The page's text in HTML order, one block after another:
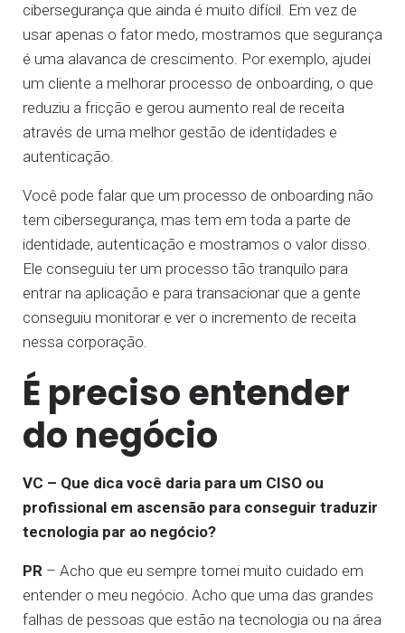
cibersegurança que ainda é muito difícil. Em vez de
usar apenas o fator medo, mostramos que segurança
é uma alavanca de crescimento. Por exemplo, ajudei
um cliente a melhorar processo de onboarding, o que
reduziu a fricção e gerou aumento real de receita
através de uma melhor gestão de identidades e
autenticação.
Você pode falar que um processo de onboarding não
tem cibersegurança, mas tem em toda a parte de
identidade, autenticação e mostramos o valor disso.
Ele conseguiu ter um processo tão tranquilo para
entrar na aplicação e para transacionar que a gente
conseguiu monitorar e ver o incremento de receita
nessa corporação.
É preciso entender
do negócio
VC – Que dica você daria para um CISO ou
profissional em ascensão para conseguir traduzir
tecnologia par ao negócio?
PR – Acho que eu sempre tomei muito cuidado em
entender o meu negócio. Acho que uma das grandes
falhas de pessoas que estão na tecnologia ou na área